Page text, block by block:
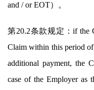
and / or EOT）。
第20.2条款规定：if the
Claim within this period
additional payment, the
case of the Employer as